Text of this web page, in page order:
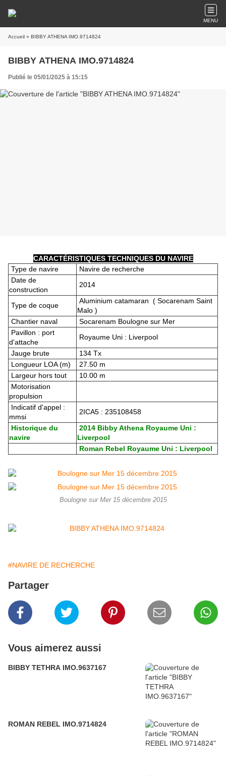
MENU
Accueil » BIBBY ATHENA IMO.9714824
BIBBY ATHENA IMO.9714824
Publié le 05/01/2025 à 15:15
CARACTÉRISTIQUES TECHNIQUES DU NAVIRE
Type de navire
Navire de recherche
Date de
construction
2014
Type de coque
Aluminium catamaran ( Socarenam Saint
Malo )
Chantier naval
Socarenam Boulogne sur Mer
Pavillon : port
d'attache
Royaume Uni : Liverpool
Jauge brute
134 Tx
Longueur LOA (m)
27.50 m
Largeur hors tout
10.00 m
Motorisation
propulsion
Indicatif d'appel :
mmsi
2ICA5 : 235108458
Historique du
navire
2014 Bibby Athena Royaume Uni :
Liverpool
Roman Rebel Royaume Uni : Liverpool
Boulogne sur Mer 15 décembre 2015
#NAVIRE DE RECHERCHE
Partager
Vous aimerez aussi
BIBBY TETHRA IMO.9637167
ROMAN REBEL IMO.9714824